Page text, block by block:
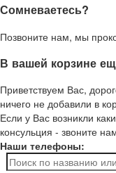
Сомневаетесь?
Позвоните нам, мы
В вашей корзине
Приветствуем Вас,
ничего не добавили в
Если у Вас возникли
консульция - звоните
Наши телефоны: